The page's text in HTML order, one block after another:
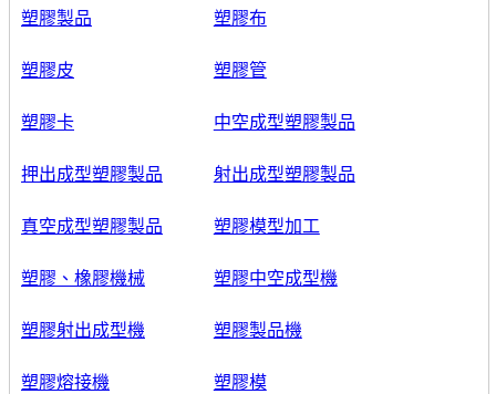
塑膠製品 塑膠布
塑膠皮 塑膠管
塑膠卡 中空成型塑膠製品
押出成型塑膠製品 射出成型塑膠製品
真空成型塑膠製品 塑膠模型加工
塑膠、橡膠機械 塑膠中空成型機
塑膠射出成型機 塑膠製品機
塑膠熔接機 塑膠模